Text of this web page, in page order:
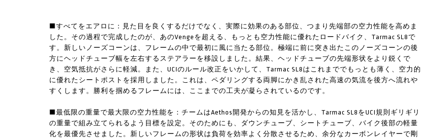
■すべてをエアロに：見た目を良くするだけでなく、実際に効果のある部位、つまり先端部の空力性能を高めま
した。その過程で完成したのが、あのVengeを超える、もっとも空力性能に優れたロードバイク、Tarmac SL8で
す。新しいノーズコーンは、フレームの中で最初に風に当たる部位。極端に前に突き出たこのノーズコーンの後
方にヘッドチューブ幅を左右するステアラーを移設しました。結果、ヘッドチューブの先端形状をより鋭くで
き、空気抵抗がさらに軽減。また、UCIのルール改正をいかして、Tarmac SL8はこれまででもっとも薄く、空力的
に優れたシートポストを採用しました。これは、ペダリングする両脚にかき乱された高速の気流を後方へ流れや
すくします。勝利を掴めるフレームには、ここまでの工夫が凝らされているのです。
■最低限の重量で最大限の空力性能を：チームはAethos開発からの知見を活かし、Tarmac SL8をUCI規則ギリギリ
の重量で組み立てられるよう目標を設定。そのためにも、ダウンチューブ、シートチューブ、バイク後部の軽量
化を最優先させました。新しいフレームの形状は負荷を効率よく分散させるため、余分なカーボンレイヤーで剛